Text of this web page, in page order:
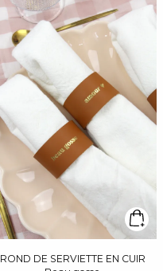
ROND DE SERVIETTE EN CUIR